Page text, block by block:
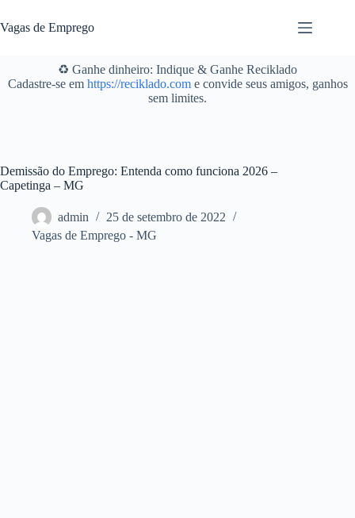
para
o
Vagas de Emprego
♻️ Ganhe dinheiro: Indique & Ganhe Reciklado
Cadastre-se em https://reciklado.come convide seus amigos, ganhos
sem limites.
Demissão do Emprego: Entenda como funciona 2026 –
Capetinga – MG
admin
25 de setembro de 2022
Vagas de Emprego - MG